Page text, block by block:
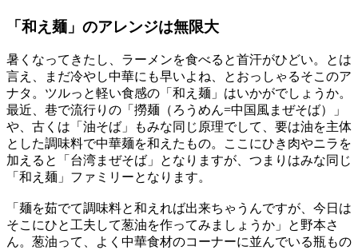
「和え麺」のアレンジは無限大
暑くなってきたし、ラーメンを食べると首汗がひどい。とは
言え、まだ冷やし中華にも早いよね、とおっしゃるそこのア
ナタ。ツルっと軽い食感の「和え麺」はいかがでしょうか。
最近、巷で流行りの「撈麺（ろうめん=中国風まぜそば）」
や、古くは「油そば」もみな同じ原理でして、要は油を主体
とした調味料で中華麺を和えたもの。ここにひき肉やニラを
加えると「台湾まぜそば」となりますが、つまりはみな同じ
「和え麺」ファミリーとなります。
「麺を茹でて調味料と和えれば出来ちゃうんですが、今日は
そこにひと工夫して葱油を作ってみましょうか」と野本さ
ん。葱油って、よく中華食材のコーナーに並んでいる瓶もの